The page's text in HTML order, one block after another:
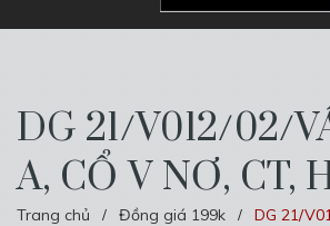
DG 21/V012/02/
A, CỔ V NƠ, CT,
Trang chủ / Đồng giá 199k /
DG 21/